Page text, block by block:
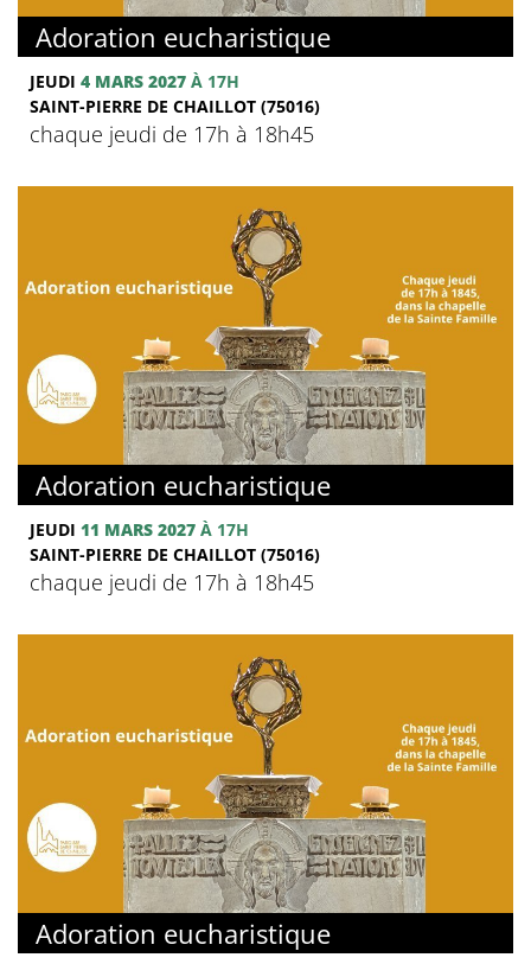
Adoration eucharistique
JEUDI 4 MARS 2027 À 17H
SAINT-PIERRE DE CHAILLOT (75016)
chaque jeudi de 17h à 18h45
Adoration eucharistique
JEUDI 11 MARS 2027 À 17H
SAINT-PIERRE DE CHAILLOT (75016)
chaque jeudi de 17h à 18h45
Adoration eucharistique